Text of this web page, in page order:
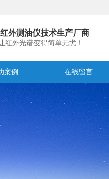
外测油仪技术生产厂商
红外光谱变得简单无忧！
案例 在线留言